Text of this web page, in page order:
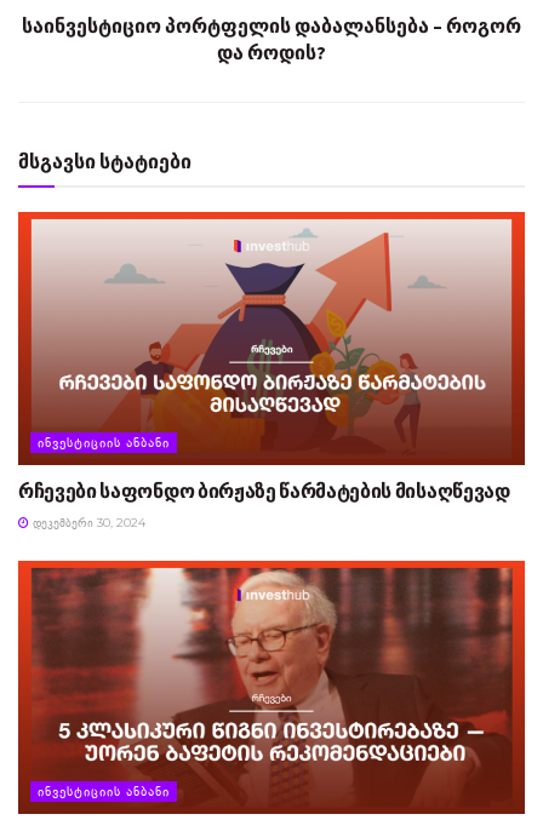
საინვესტიციო პორტფელის დაბალანსება – როგორ
და როდის?
მსგავსი სტატიები
ᲘᲜᲕᲔᲡᲢᲘᲪᲘᲘᲡ ᲐᲜᲑᲐᲜᲘ
რჩევები საფონდო ბირჟაზე წარმატების მისაღწევად
ᲓᲔᲙᲔᲛᲑᲔᲠᲘ 30, 2024
ᲘᲜᲕᲔᲡᲢᲘᲪᲘᲘᲡ ᲐᲜᲑᲐᲜᲘ